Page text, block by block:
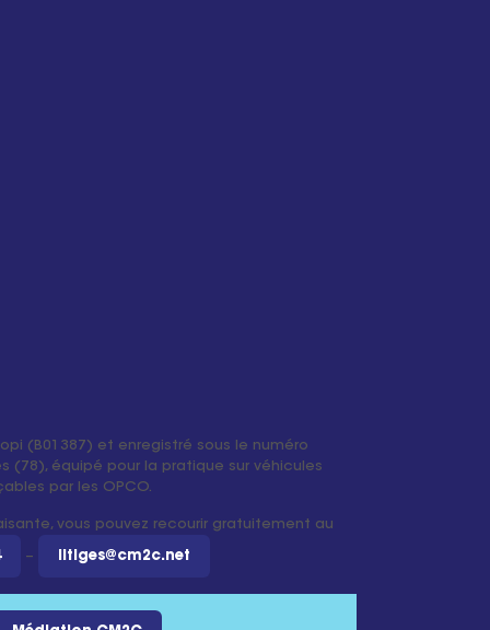
(B01387) et enregistré sous le numéro
(78), équipé pour la pratique sur véhicules
par les OPCO.
vous pouvez recourir gratuitement au
– litiges@cm2c.net